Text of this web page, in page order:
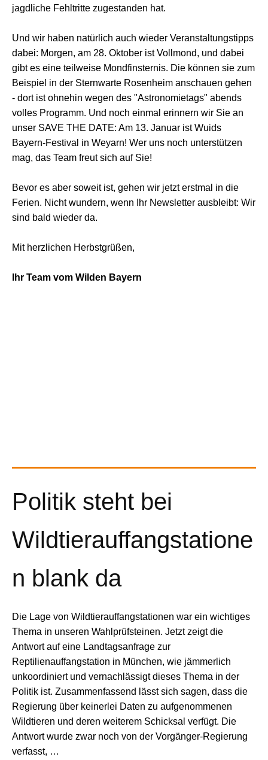
jagdliche Fehltritte zugestanden hat.
Und wir haben natürlich auch wieder Veranstaltungstipps
dabei: Morgen, am 28. Oktober ist Vollmond, und dabei
gibt es eine teilweise Mondfinsternis. Die können sie zum
Beispiel in der Sternwarte Rosenheim anschauen gehen
- dort ist ohnehin wegen des "Astronomietags" abends
volles Programm. Und noch einmal erinnern wir Sie an
unser SAVE THE DATE: Am 13. Januar ist Wuids
Bayern-Festival in Weyarn! Wer uns noch unterstützen
mag, das Team freut sich auf Sie!
Bevor es aber soweit ist, gehen wir jetzt erstmal in die
Ferien. Nicht wundern, wenn Ihr Newsletter ausbleibt: Wir
sind bald wieder da.
Mit herzlichen Herbstgrüßen,
Ihr Team vom Wilden Bayern
Politik steht bei
Wildtierauffangstatione
n blank da
Die Lage von Wildtierauffangstationen war ein wichtiges
Thema in unseren Wahlprüfsteinen. Jetzt zeigt die
Antwort auf eine Landtagsanfrage zur
Reptilienauffangstation in München, wie jämmerlich
unkoordiniert und vernachlässigt dieses Thema in der
Politik ist. Zusammenfassend lässt sich sagen, dass die
Regierung über keinerlei Daten zu aufgenommenen
Wildtieren und deren weiterem Schicksal verfügt. Die
Antwort wurde zwar noch von der Vorgänger-Regierung
verfasst, …